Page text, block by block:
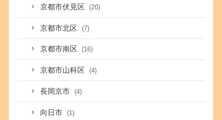
京都市伏見区 (20)
京都市北区 (7)
京都市南区 (16)
京都市山科区 (4)
長岡京市 (4)
向日市 (1)